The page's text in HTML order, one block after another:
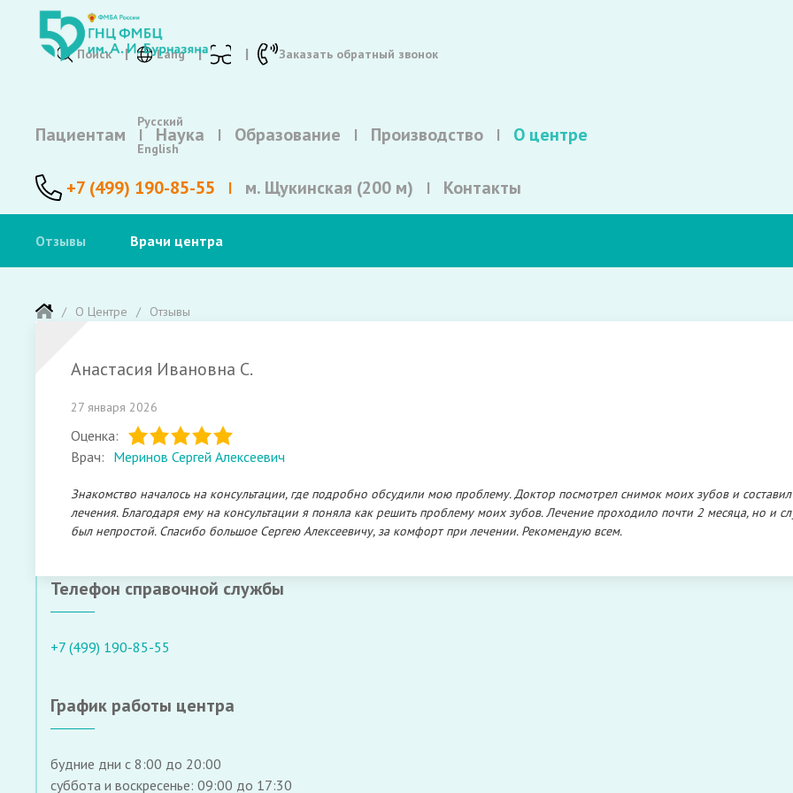
Поиск Lang
Русский
English
Заказать обратный звонок
Пациентам Наука Образование Производство О центре
+7 (499) 190-85-55 м. Щукинская (200 м) Контакты
Отзывы Врачи центра
О Центре Отзывы
Анастасия Ивановна С.
27 января 2026
Оценка:
Врач: Меринов Сергей Алексеевич
Знакомство началось на консультации, где подробно обсудили мою проблему. Доктор посмотрел снимок моих зубов и
лечения. Благодаря ему на консультации я поняла как решить проблему моих зубов. Лечение проходило почти 2 месяца, но и
был непростой. Спасибо большое Сергею Алексеевичу, за комфорт при лечении. Рекомендую всем.
Телефон справочной службы
+7 (499) 190-85-55
График работы центра
будние дни с 8:00 до 20:00
суббота и воскресенье: 09:00 до 17:30